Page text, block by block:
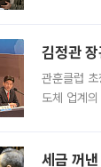
김정관
관훈클럽
도체 업계
세금 꺼